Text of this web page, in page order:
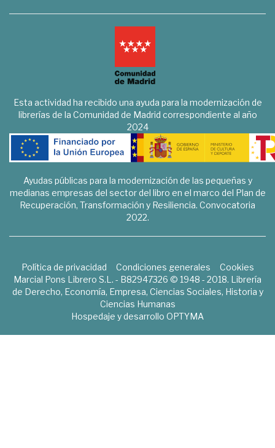
Esta actividad ha recibido una ayuda para la modernización de
librerías de la Comunidad de Madrid correspondiente al año
2024
Ayudas públicas para la modernización de las pequeñas y
medianas empresas del sector del libro en el marco del Plan de
Recuperación, Transformación y Resiliencia. Convocatoria
2022.
Política de privacidad Condiciones generales
Cookies
Marcial Pons Librero S.L. - B82947326 © 1948 - 2018. Librería
de Derecho, Economía, Empresa, Ciencias Sociales, Historia y
Ciencias Humanas
Hospedaje y desarrollo OPTYMA